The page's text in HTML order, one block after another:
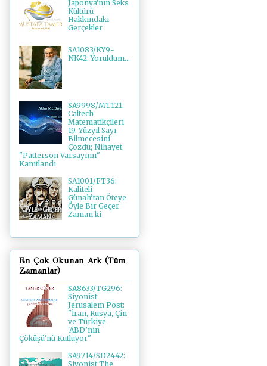
Japonya'nın Seks
Kültürü
Hakkındaki
Gerçekler
SA1083/KY9-
NK42: Yoruldum...
SA9998/MT121:
Caltech
Matematikçileri
19. Yüzyıl Sayı
Bilmecesini
Çözdü; Nihayet
"Patterson Varsayımı"
Kanıtlandı
SA1001/FT36:
Kaliteli
Günah’tan Öteye
Öyle Bir Geçer
Zaman ki
En Çok Okunan Ark (Tüm
Zamanlar)
SA8633/TG296:
Siyonist
Jerusalem Post:
"İran, Rusya, Çin
ve Türkiye
'ABD’nin
Çöküşü'nü Kutluyor"
SA9714/SD2442:
Siyonist The